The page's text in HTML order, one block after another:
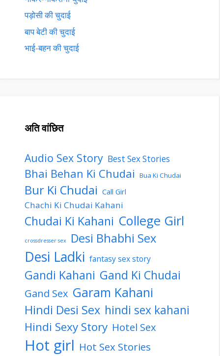
पड़ोसी की चुदाई
बाप बेटी की चुदाई
भाई-बहन की चुदाई
अति वांछित
Audio Sex Story Best Sex Stories
Bhai Behan Ki Chudai Bua Ki Chudai
Bur Ki Chudai Call Girl
Chachi Ki Chudai Kahani
Chudai Ki Kahani College Girl
crossdresser sex Desi Bhabhi Sex
Desi Ladki fantasy sex story
Gandi Kahani Gand Ki Chudai
Gand Sex Garam Kahani
Hindi Desi Sex hindi sex kahani
Hindi Sexy Story Hotel Sex
Hot girl Hot Sex Stories